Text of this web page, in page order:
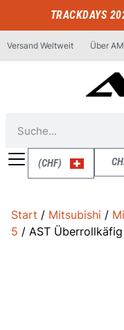
TRACKDAYS
Versand Weltweit Über
(CHF)
Start / Mitsubishi /
5 / AST